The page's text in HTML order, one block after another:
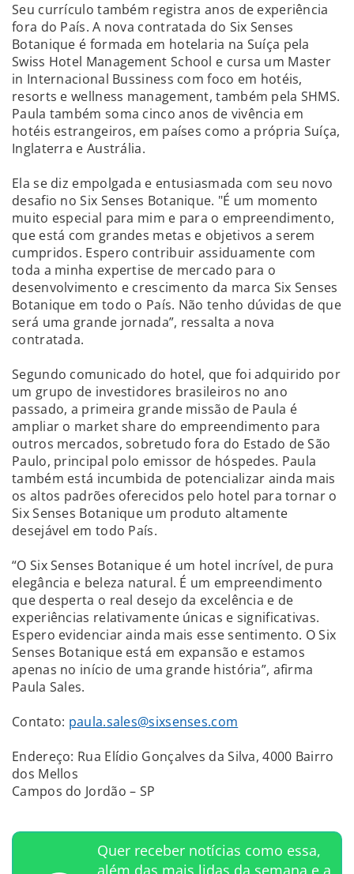
Seu currículo também registra anos de experiência
fora do País. A nova contratada do Six Senses
Botanique é formada em hotelaria na Suíça pela
Swiss Hotel Management School e cursa um Master
in Internacional Bussiness com foco em hotéis,
resorts e wellness management, também pela SHMS.
Paula também soma cinco anos de vivência em
hotéis estrangeiros, em países como a própria Suíça,
Inglaterra e Austrália.
Ela se diz empolgada e entusiasmada com seu novo
desafio no Six Senses Botanique. "É um momento
muito especial para mim e para o empreendimento,
que está com grandes metas e objetivos a serem
cumpridos. Espero contribuir assiduamente com
toda a minha expertise de mercado para o
desenvolvimento e crescimento da marca Six Senses
Botanique em todo o País. Não tenho dúvidas de que
será uma grande jornada”, ressalta a nova
contratada.
Segundo comunicado do hotel, que foi adquirido por
um grupo de investidores brasileiros no ano
passado, a primeira grande missão de Paula é
ampliar o market share do empreendimento para
outros mercados, sobretudo fora do Estado de São
Paulo, principal polo emissor de hóspedes. Paula
também está incumbida de potencializar ainda mais
os altos padrões oferecidos pelo hotel para tornar o
Six Senses Botanique um produto altamente
desejável em todo País.
“O Six Senses Botanique é um hotel incrível, de pura
elegância e beleza natural. É um empreendimento
que desperta o real desejo da excelência e de
experiências relativamente únicas e significativas.
Espero evidenciar ainda mais esse sentimento. O Six
Senses Botanique está em expansão e estamos
apenas no início de uma grande história”, afirma
Paula Sales.
Contato: paula.sales@sixsenses.com
Endereço: Rua Elídio Gonçalves da Silva, 4000 Bairro
dos Mellos
Campos do Jordão – SP
Quer receber notícias como essa,
além das mais lidas da semana e a